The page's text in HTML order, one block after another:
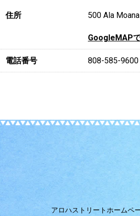
住所 500 Ala
GoogleMAP
電話番号 808-585-9600
アロハストリートホームペ